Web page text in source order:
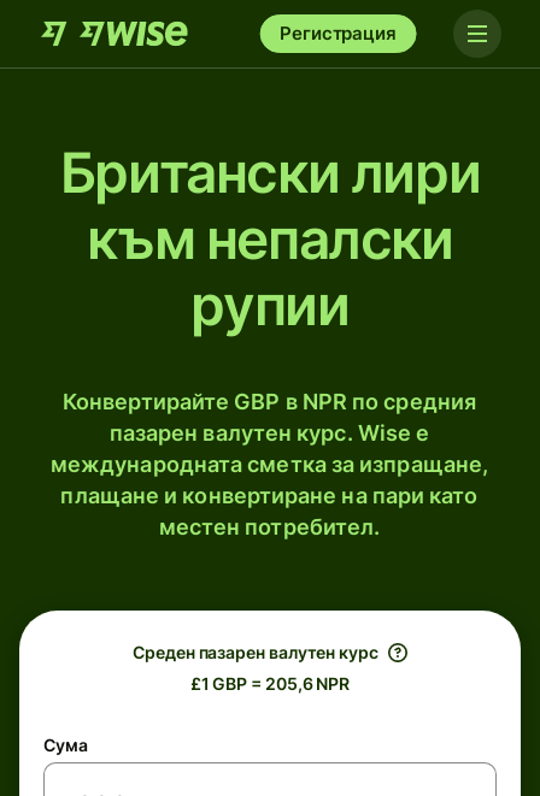
Регистрация
Британски лири
към непалски
рупии
Конвертирайте GBP в NPR по средния
пазарен валутен курс. Wise е
международната сметка за изпращане,
плащане и конвертиране на пари като
местен потребител.
Среден пазарен валутен курс
£1 GBP = 205,6 NPR
Сума